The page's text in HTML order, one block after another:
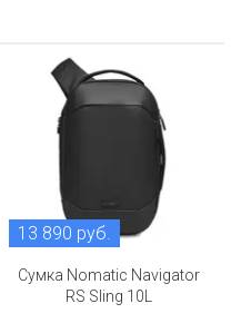
13 890 руб.
Сумка Nomatic Navigator
RS Sling 10L